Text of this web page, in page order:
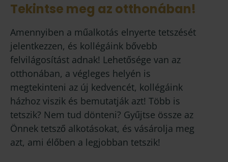
Tekintse meg az otthonában!
Amennyiben a műalkotás elnyerte tetszését
jelentkezzen, és kollégáink bővebb
felvilágosítást adnak! Lehetősége van az
otthonában, a végleges helyén is
megtekinteni az új kedvencét, kollégáink
házhoz viszik és bemutatják azt! Több is
tetszik? Nem tud dönteni? Gyűjtse össze az
Önnek tetsző alkotásokat, és vásárolja meg
azt, ami élőben a legjobban tetszik!